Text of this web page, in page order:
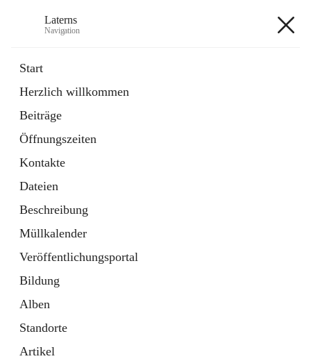
Laterns
Navigation
Start
Herzlich willkommen
Beiträge
Öffnungszeiten
Kontakte
Dateien
Beschreibung
Müllkalender
Veröffentlichungsportal
Bildung
Alben
Standorte
Artikel
11 Schnellzugriffe
Soziales
1 Schnellzugriff